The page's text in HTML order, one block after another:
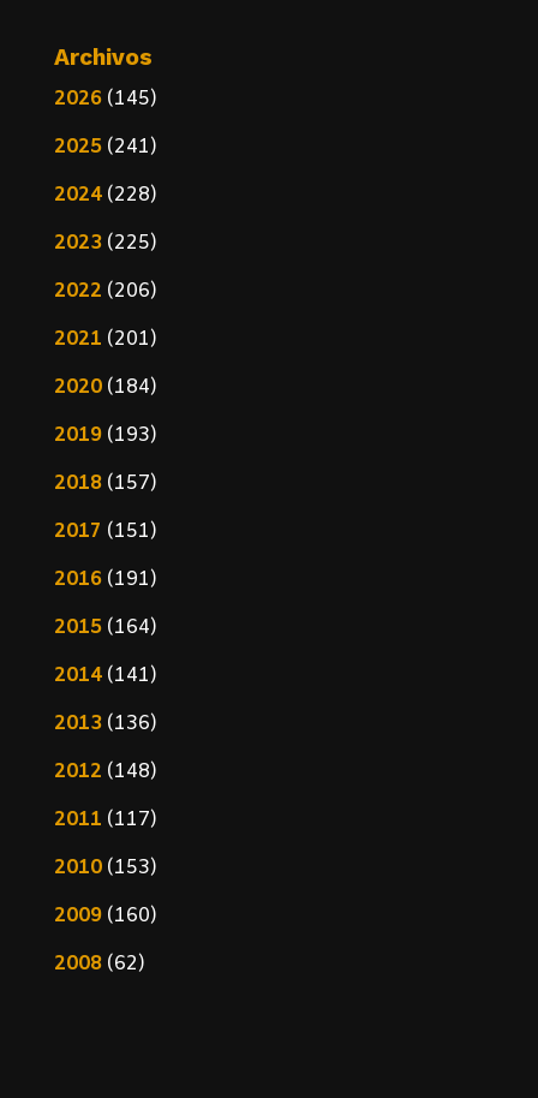
Archivos
2026(145)
2025(241)
2024(228)
2023(225)
2022 (206)
2021 (201)
2020(184)
2019(193)
2018(157)
2017 (151)
2016(191)
2015(164)
2014(141)
2013(136)
2012 (148)
2011 (117)
2010(153)
2009(160)
2008(62)